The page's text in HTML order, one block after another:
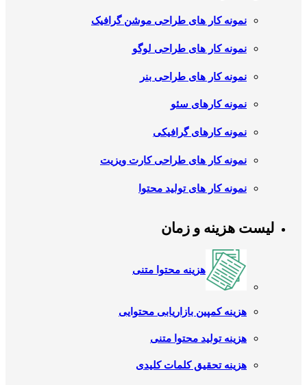
نمونه کار های طراحی موشن گرافیک
نمونه کار های طراحی لوگو
نمونه کار های طراحی بنر
نمونه کارهای سئو
نمونه کارهای گرافیکی
نمونه کار های طراحی کارت ویزیت
نمونه کار های تولید محتوا
لیست هزینه و زمان
هزینه محتوا متنی
هزینه کمپین بازاریابی محتوایی
هزینه تولید محتوا متنی
هزینه تحقیق کلمات کلیدی